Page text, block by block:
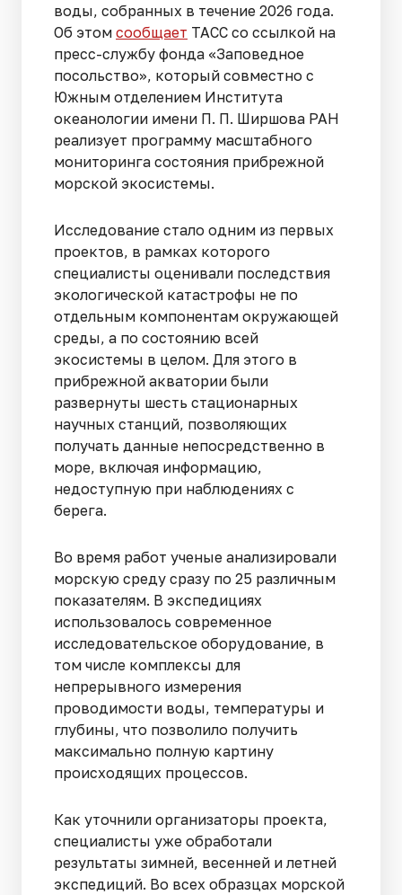
воды, собранных в течение 2026 года.
Об этом сообщает ТАСС со ссылкой на
пресс-службу фонда «Заповедное
посольство», который совместно с
Южным отделением Института
океанологии имени П. П. Ширшова РАН
реализует программу масштабного
мониторинга состояния прибрежной
морской экосистемы.
Исследование стало одним из первых
проектов, в рамках которого
специалисты оценивали последствия
экологической катастрофы не по
отдельным компонентам окружающей
среды, а по состоянию всей
экосистемы в целом. Для этого в
прибрежной акватории были
развернуты шесть стационарных
научных станций, позволяющих
получать данные непосредственно в
море, включая информацию,
недоступную при наблюдениях с
берега.
Во время работ ученые анализировали
морскую среду сразу по 25 различным
показателям. В экспедициях
использовалось современное
исследовательское оборудование, в
том числе комплексы для
непрерывного измерения
проводимости воды, температуры и
глубины, что позволило получить
максимально полную картину
происходящих процессов.
Как уточнили организаторы проекта,
специалисты уже обработали
результаты зимней, весенней и летней
экспедиций. Во всех образцах морской